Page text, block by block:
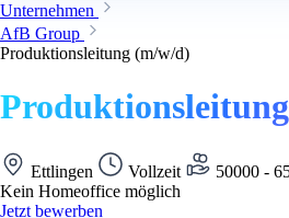
Unternehmen
AfB Group
Produktionsleitung (m/w/d)
Ettlingen Vollzeit
50000 -
Kein Homeoffice möglich
Jetzt bewerben